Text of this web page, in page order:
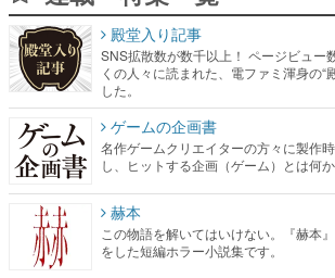
殿堂入り記事
SNS拡散数が数千以上！ ページビュー
くの人々に読まれた、電ファミ渾身の“
した。
ゲームの企画書
名作ゲームクリエイターの方々に製作
し、ヒットする企画（ゲーム）とは何
赫本
この物語を解いてはいけない。『赫本
をした短編ホラー小説集です。